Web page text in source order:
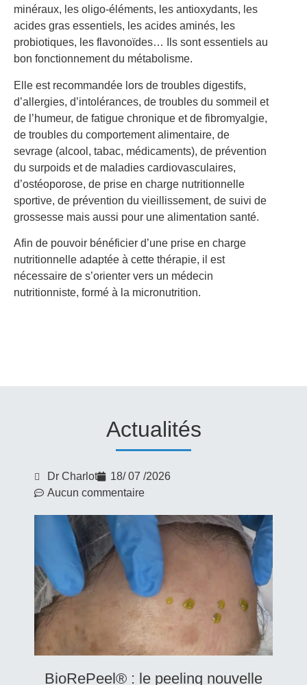
minéraux, les oligo-éléments, les antioxydants, les
acides gras essentiels, les acides aminés, les
probiotiques, les flavonoïdes… Ils sont essentiels au
bon fonctionnement du métabolisme.
Elle est recommandée lors de troubles digestifs,
d’allergies, d’intolérances, de troubles du sommeil et
de l’humeur, de fatigue chronique et de fibromyalgie,
de troubles du comportement alimentaire, de
sevrage (alcool, tabac, médicaments), de prévention
du surpoids et de maladies cardiovasculaires,
d’ostéoporose, de prise en charge nutritionnelle
sportive, de prévention du vieillissement, de suivi de
grossesse mais aussi pour une alimentation santé.
Afin de pouvoir bénéficier d’une prise en charge
nutritionnelle adaptée à cette thérapie, il est
nécessaire de s’orienter vers un médecin
nutritionniste, formé à la micronutrition.
Actualités
Dr Charlot
18/ 07 /2026
Aucun commentaire
BioRePeel® : le peeling nouvelle